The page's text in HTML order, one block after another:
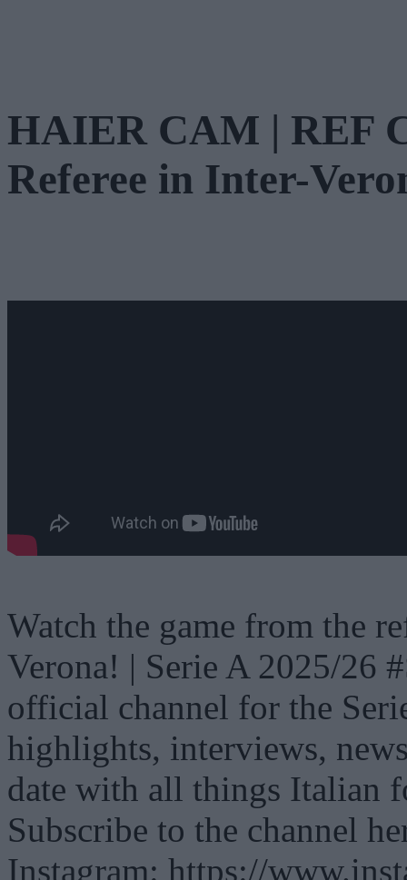
HAIER CAM | REF
Referee in Inter-
Watch the game from the
Verona! | Serie A 2025/26
official channel for the
highlights, interviews,
date with all things Italian
Subscribe to the channel
Instagram: https://